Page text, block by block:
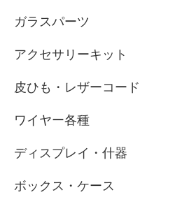
ガラスパーツ
アクセサリーキット
皮ひも・レザーコード
ワイヤー各種
ディスプレイ・什器
ボックス・ケース